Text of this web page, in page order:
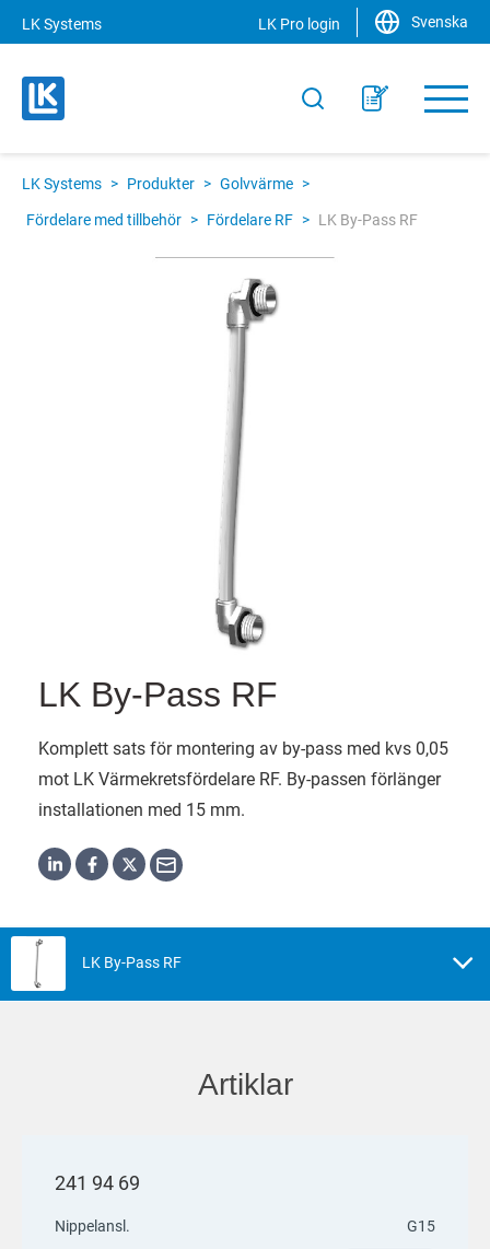
LK Systems LK Pro login Svenska
LK Systems > Produkter > Golvvärme >
Fördelare med tillbehör > Fördelare RF > LK By-Pass RF
LK By-Pass RF
Komplett sats för montering av by-pass med kvs 0,05
mot LK Värmekretsfördelare RF. By-passen förlänger
installationen med 15 mm.
LK By-Pass RF
Artiklar
241 94 69
Nippelansl.
G15